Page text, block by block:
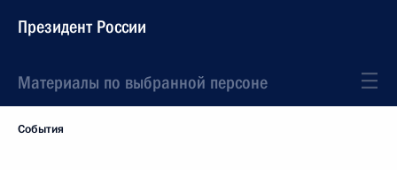
Президент России
Материалы по выбранной персоне
События